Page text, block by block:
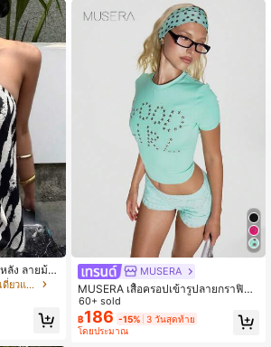
ผู้ติดตาม
ผู้ติดตาม
ผู้ติดตาม
ผู้ติดตาม
ลัง ลายม้า
พร้อมต
รับวันหยุด
ใน สำนักงาน สายเดี่ยวแขนกุด
MUSERA
MUSERA เสื้อครอปเข้ารูปลายกราฟิกแ
ต่งหมุด 'Good Girl' สไตล์น่ารักหวานๆ
Y2K สำหรับใส่เที่ยววันหยุด ฤดูร้อน เท
ศกาล ใส่ประจำวัน และออกไปข้างนอก
Bad Timing
60+ sold
฿186 -15% 3 วันสุดท้าย
โดยประมาณ